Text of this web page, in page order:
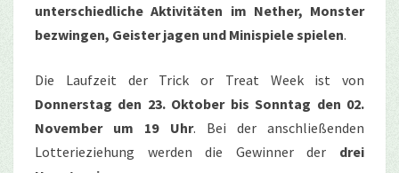
unterschiedliche Aktivitäten im Nether, Monster
bezwingen, Geister jagen und Minispiele spielen.
Die Laufzeit der Trick or Treat Week ist von
Donnerstag den 23. Oktober bis Sonntag den 02.
November um 19 Uhr. Bei der anschließenden
Lotterieziehung werden die Gewinner der drei